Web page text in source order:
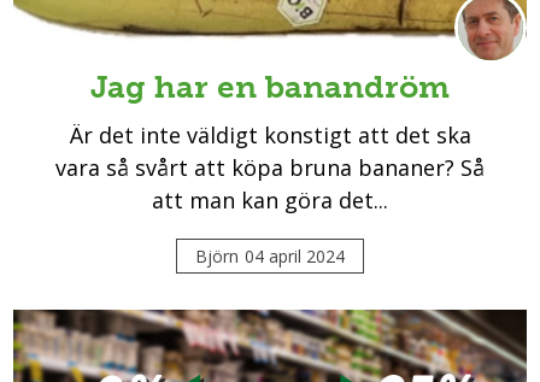
Jag har en banandröm
Är det inte väldigt konstigt att det ska
vara så svårt att köpa bruna bananer? Så
att man kan göra det...
Björn 04 april 2024